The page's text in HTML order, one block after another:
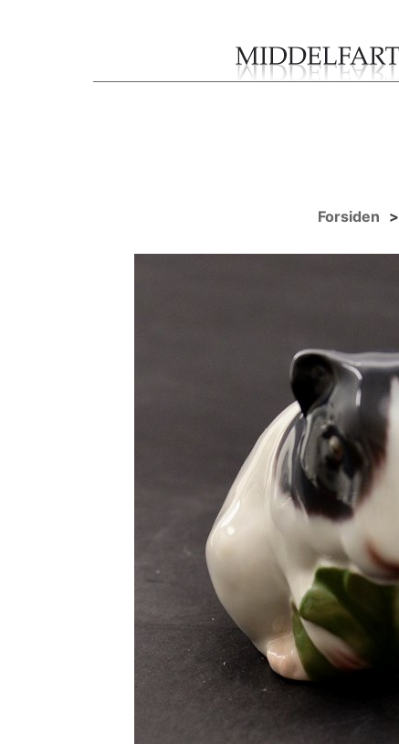
Forsiden